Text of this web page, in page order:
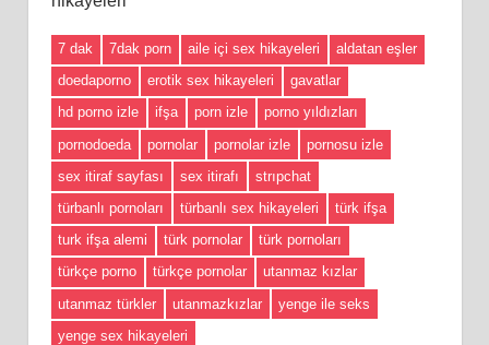
7 dak 7dak porn aile içi sex hikayeleri
aldatan eşler
doedaporno
erotik sex hikayeleri
gavatlar
hd porno izle
ifşa porn izle
porno yıldızları
pornodoeda
pornolar pornolar izle
pornosu izle
sex itiraf sayfası
sex itirafı
strıpchat
türbanlı pornoları
türbanlı sex hikayeleri
türk ifşa
turk ifşa alemi
türk pornolar
türk pornoları
türkçe porno
türkçe pornolar
utanmaz kızlar
utanmaz türkler
utanmazkızlar
yenge ile seks
yenge sex hikayeleri